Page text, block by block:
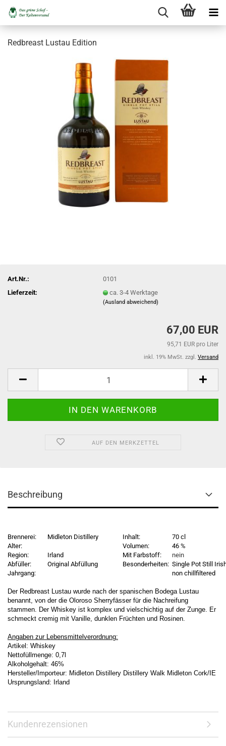
Redbreast Lustau Edition
Art.Nr.:
0101
Lieferzeit:
ca. 3-4 Werktage
(Ausland abweichend)
67,00 EUR
95,71 EUR pro Liter
inkl. 19% MwSt. zzgl. Versand
AUF DEN MERKZETTEL
Beschreibung
Brennerei: Midleton Distillery Inhalt:
70 cl
Alter:
Volumen:
46 %
Region:
Irland Mit Farbstoff:
nein
Abfüller:
Original Abfüllung Besonderheiten: Single Pot Still
Jahrgang:
non chillfiltered
Der Redbreast Lustau wurde nach der spanischen Bodega Lustau
benannt, von der die Oloroso Sherryfässer für die Nachreifung
stammen. Der Whiskey ist komplex und vielschichtig auf der Zunge. Er
schmeckt cremig mit Vanille, dunklen Früchten und Rosinen.
Angaben zur Lebensmittelverordnung:
Artikel: Whiskey
Nettofüllmenge: 0,7l
Alkoholgehalt: 46%
Hersteller/Importeur: Midleton Distillery Distillery Walk Midleton Cork/IE
Ursprungsland: Irland
Kundenrezensionen